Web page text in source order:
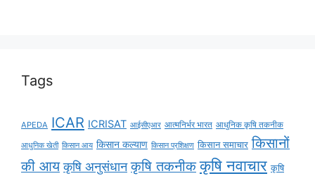
Tags
APEDA ICAR ICRISAT आईसीएआर आत्मनिर्भर भारत आधुनिक कृषि तकनीक
आधुनिक खेती किसान आय किसान कल्याण किसान प्रशिक्षण किसान समाचार किसानों
की आय कृषि अनुसंधान कृषि तकनीक कृषि नवाचार कृषि